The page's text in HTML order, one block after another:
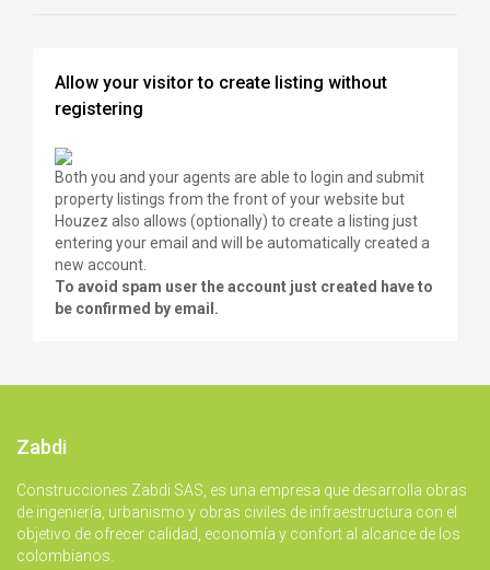
Allow your visitor to create listing without
registering
Both you and your agents are able to login and submit
property listings from the front of your website but
Houzez also allows (optionally) to create a listing just
entering your email and will be automatically created a
new account.
To avoid spam user the account just created have to
be confirmed by email.
Zabdi
Construcciones Zabdi SAS, es una empresa que desarrolla obras
de ingeniería, urbanismo y obras civiles de infraestructura con el
objetivo de ofrecer calidad, economía y confort al alcance de los
colombianos.